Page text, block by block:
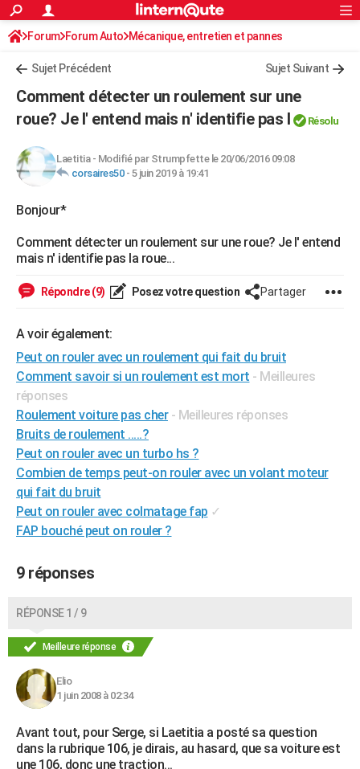
ACTUALITÉS
Politique
Société
Faits Divers
Education
Monde
Villes
+
Programme TV
Streaming
Sorties cinéma
FINANCE
Retraite
Impôts
Epargne
Immobilier
Risques naturels par ville
Banque
Assurance
Crédit
AUTO
Essais
Réserver un essai
Citadines
Berlines
SUV
Forum auto
+HIGH-TECH
Mobiles
Meilleur smartphone
Internet
Ordinateurs
Jeux vidéo
Guide high-tech
BRICOLAGE
Forum
Aménagement intérieur
Extérieur
Cuisine
Salle de bains
Jardinage
Rangement
WEEK-END
LIFESTYLE
Alimentation
Guide de la santé
Médicaments
Destinations
City break
Voyage nature
Voyage de noces
Forum
Climat
+PHOTO
GUIDES D'ACHAT
BONS PLANS
CARTE DE VOEUX
Carte de Noël
Carte Bonne année
Carte Saint-Valentin
Carte Pâques
Carte d'anniversaire
DICTIONNAIRE
Dictionnaire
Biographies
Citations
Expressions
Proverbes
COPAINS D'AVANT
S'inscrire
Se connecter
Lycées
Collèges
Primaires
Universités
Entreprises
Service militaire
Avis de recherche
AVIS DE DÉCÈS
FORUM
Bricolage
Lifestyle
Culture
Sport
Auto
Television
Voyage
Cinema
Rechercher
S'inscrire
Connexion
Forum Forum Auto Mécanique, entretien et pannes
Sujet Précédent Sujet Suivant
Comment détecter un roulement sur une
roue? Je l' entend mais n' identifie pas l
Résolu
Laetitia- Modifié par Strumpfette le 20/06/2016 09:08
corsaires50- 5 juin 2019 à 19:41
Bonjour*
Comment détecter un roulement sur une roue? Je l' entend
mais n' identifie pas la roue...
Répondre (9) Posez votre question Partager
A voir également:
Peut on rouler avec un roulement qui fait du bruit
Comment savoir si un roulement est mort - Meilleures
réponses
Roulement voiture pas cher - Meilleures réponses
Bruits de roulement .....?
Peut on rouler avec un turbo hs ?
Combien de temps peut-on rouler avec un volant moteur
qui fait du bruit
Peut on rouler avec colmatage fap ✓
FAP bouché peut on rouler ?
9 réponses
RÉPONSE 1 / 9
Meilleure réponse
Elio
1 juin 2008 à 02:34
Avant tout, pour Serge, si Laetitia a posté sa question
dans la rubrique 106, je dirais, au hasard, que sa voiture est
une 106, donc une traction...